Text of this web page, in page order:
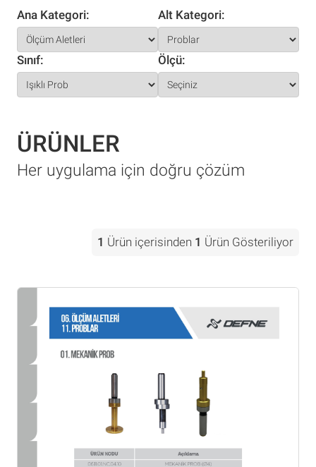
Ana Kategori: Alt Kategori:
Sınıf: Ölçü:
ÜRÜNLER
Her uygulama için doğru çözüm
1 Ürün içerisinden 1 Ürün Gösteriliyor